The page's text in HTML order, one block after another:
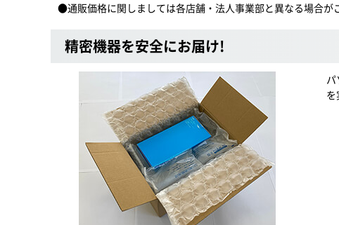
●通販価格に関しましては各店舗・法人事業部と異なる場合が
精密機器を安全にお届け!
を